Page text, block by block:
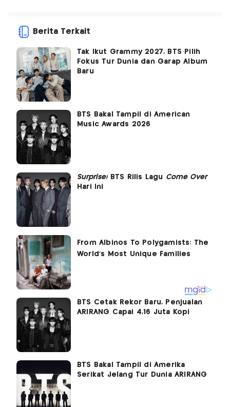
Berita Terkait
Tak Ikut Grammy 2027, BTS Pilih
Fokus Tur Dunia dan Garap Album
Baru
BTS Bakal Tampil di American
Music Awards 2026
Surprise!BTS Rilis Lagu Come Over
Hari Ini
BTS Cetak Rekor Baru, Penjualan
ARIRANG Capai 4,16 Juta Kopi
BTS Bakal Tampil di Amerika
Serikat Jelang Tur Dunia ARIRANG